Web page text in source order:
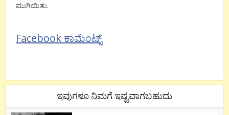
ಮುಗಿಯಿತು.
Facebook ಕಾಮೆಂಟ್ಸ್
ಇವುಗಳೂ ನಿಮಗೆ ಇಷ್ಟವಾಗಬಹುದು